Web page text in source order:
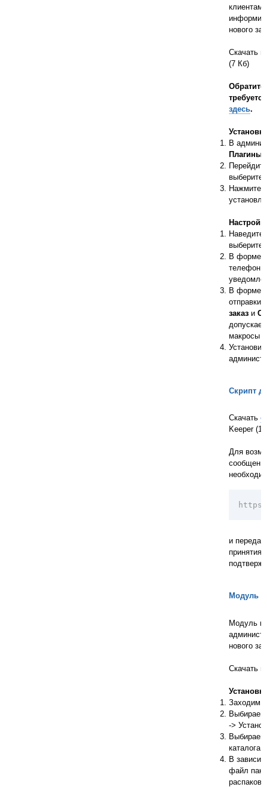
клиентам
нового
Скачать
(7 Кб)
здесь.
В
Плагины
выберите
Нажмите
Наведите
выберите
В форме
телефон,
В форме
отправки
заказ и
макросы
Скрипт
Скачать
Keeper
Для
и
принятия
Модуль
Модуль
нового
Скачать
Заходим
->
Выбираем
каталога.
В
файл